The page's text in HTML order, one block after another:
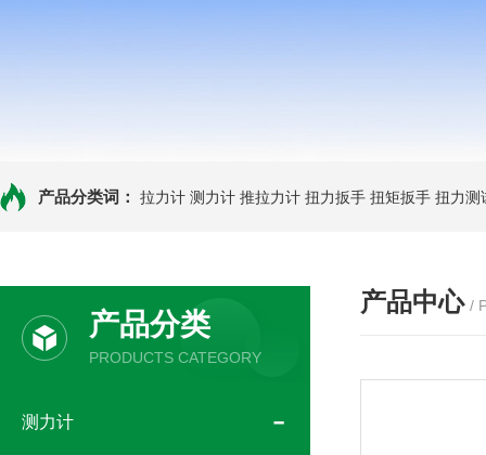
产品分类词： 拉力计 测力计 推拉力计 扭力扳手 扭矩扳手 扭力测
产品分类
PRODUCTS CATEGORY
测力计
产品中心 /